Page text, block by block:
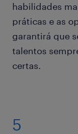
habilidades
práticas e as
garantirá que
talentos
certas.
5